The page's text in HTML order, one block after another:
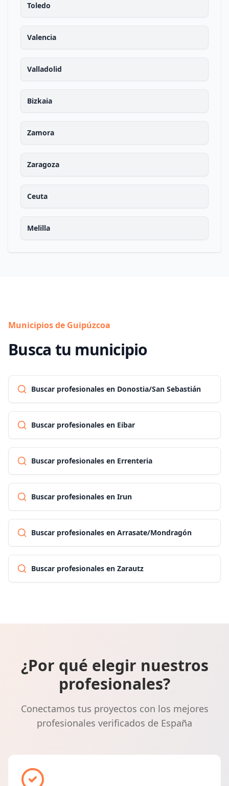
Toledo
Valencia
Valladolid
Bizkaia
Zamora
Zaragoza
Ceuta
Melilla
Municipios de Guipúzcoa
Busca tu municipio
Buscar profesionales en Donostia/San Sebastián
Buscar profesionales en Eibar
Buscar profesionales en Errenteria
Buscar profesionales en Irun
Buscar profesionales en Arrasate/Mondragón
Buscar profesionales en Zarautz
¿Por qué elegir nuestros
profesionales?
Conectamos tus proyectos con los mejores
profesionales verificados de España